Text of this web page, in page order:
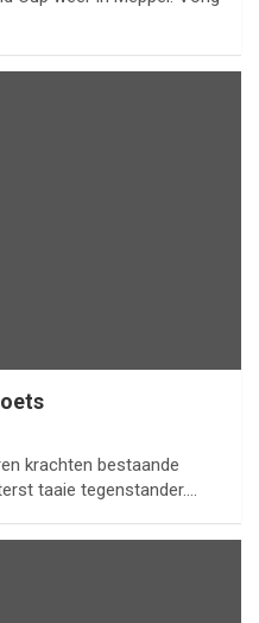
krachten bestaande
taaie tegenstander.…